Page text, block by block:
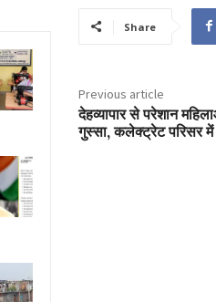
Share
Previous article
देहव्यापार से परेशान
गुस्सा, कलेक्ट्रेट परिसर में